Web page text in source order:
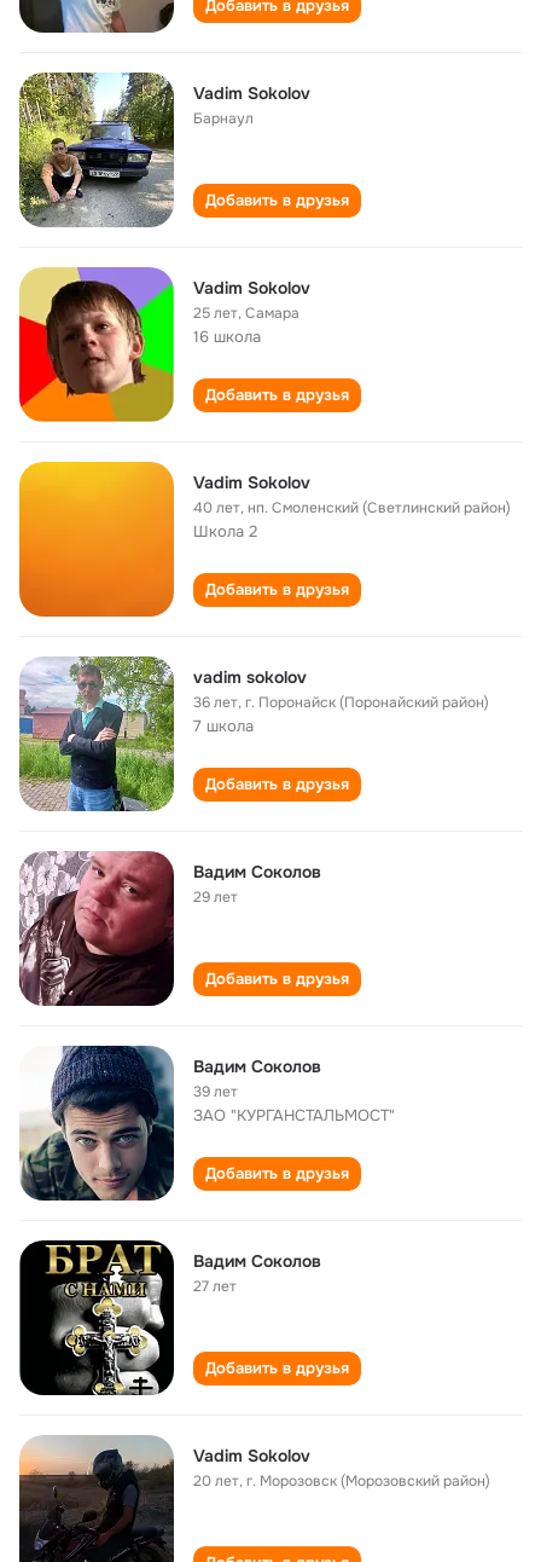
Добавить в друзья
Vadim Sokolov
Барнаул
Добавить в друзья
Vadim Sokolov
25 лет,Самара
16 школа
Добавить в друзья
Vadim Sokolov
40 лет,нп. Смоленский (Светлинский район)
Школа 2
Добавить в друзья
vadim sokolov
36 лет,г. Поронайск (Поронайский район)
7 школа
Добавить в друзья
Вадим Соколов
29 лет
Добавить в друзья
Вадим Соколов
39 лет
ЗАО "КУРГАНСТАЛЬМОСТ"
Добавить в друзья
Вадим Соколов
27 лет
Добавить в друзья
Vadim Sokolov
20 лет,г. Морозовск (Морозовский район)